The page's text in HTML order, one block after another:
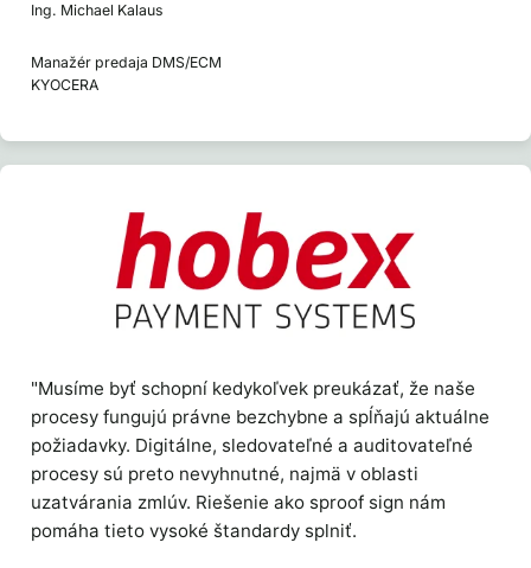
Ing. Michael Kalaus
Manažér predaja DMS/ECM
KYOCERA
"Musíme byť schopní kedykoľvek preukázať, že naše
procesy fungujú právne bezchybne a spĺňajú aktuálne
požiadavky. Digitálne, sledovateľné a auditovateľné
procesy sú preto nevyhnutné, najmä v oblasti
uzatvárania zmlúv. Riešenie ako sproof sign nám
pomáha tieto vysoké štandardy splniť.